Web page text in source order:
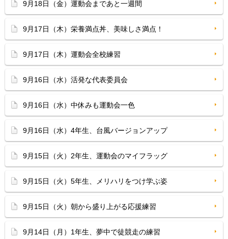
9月18日（金）運動会まであと一週間
9月17日（木）栄養満点丼、美味しさ満点！
9月17日（木）運動会全校練習
9月16日（水）活発な代表委員会
9月16日（水）中休みも運動会一色
9月16日（水）4年生、台風バージョンアップ
9月15日（火）2年生、運動会のマイフラッグ
9月15日（火）5年生、メリハリをつけ学ぶ姿
9月15日（火）朝から盛り上がる応援練習
9月14日（月）1年生、夢中で徒競走の練習